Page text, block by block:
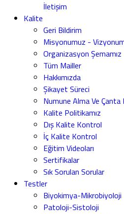
İletişim
Kalite
Geri Bildirim
Misyonumuz -
Organizasyon Şemamız
Tüm Mailler
Hakkımızda
Şikayet Süreci
Numune Alma Ve Çanta
Kalite Politikamız
Dış Kalite Kontrol
İç Kalite Kontrol
Eğitim Videoları
Sertifikalar
Sık Sorulan Sorular
Testler
Biyokimya-Mikrobiyoloji
Patoloji-Sistoloji